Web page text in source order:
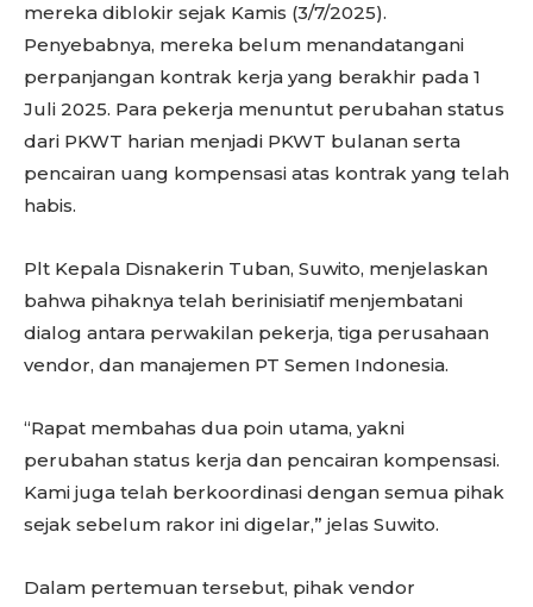
mereka diblokir sejak Kamis (3/7/2025).
Penyebabnya, mereka belum menandatangani
perpanjangan kontrak kerja yang berakhir pada 1
Juli 2025. Para pekerja menuntut perubahan status
dari PKWT harian menjadi PKWT bulanan serta
pencairan uang kompensasi atas kontrak yang telah
habis.
Plt Kepala Disnakerin Tuban, Suwito, menjelaskan
bahwa pihaknya telah berinisiatif menjembatani
dialog antara perwakilan pekerja, tiga perusahaan
vendor, dan manajemen PT Semen Indonesia.
“Rapat membahas dua poin utama, yakni
perubahan status kerja dan pencairan kompensasi.
Kami juga telah berkoordinasi dengan semua pihak
sejak sebelum rakor ini digelar,” jelas Suwito.
Dalam pertemuan tersebut, pihak vendor